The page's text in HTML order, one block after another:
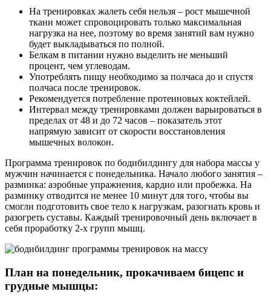
На тренировках жалеть себя нельзя – рост мышечной
ткани может спровоцировать только максимальная
нагрузка на нее, поэтому во время занятий вам нужно
будет выкладываться по полной.
Белкам в питании нужно выделить не меньший
процент, чем углеводам.
Употреблять пищу необходимо за полчаса до и спустя
полчаса после тренировок.
Рекомендуется потребление протеиновых коктейлей.
Интервал между тренировками должен варьироваться в
пределах от 48 и до 72 часов – показатель этот
напрямую зависит от скорости восстановления
мышечных волокон.
Программа тренировок по бодибилдингу для набора массы у
мужчин начинается с понедельника. Начало любого занятия –
разминка: аэробные упражнения, кардио или пробежка. На
разминку отводится не менее 10 минут для того, чтобы вы
смогли подготовить свое тело к нагрузкам, разогнать кровь и
разогреть суставы. Каждый тренировочный день включает в
себя проработку 2-х групп мышц.
План на понедельник, прокачиваем бицепс и
грудные мышцы: